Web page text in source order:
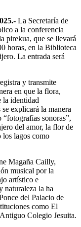
La Secretaría de
a la conferencia
pirekua, que se llevará
horas, en la Biblioteca
La entrada será
y transmite
en que la flora,
la identidad
explicará la manera
sonoras”,
del amor, la flor de
los lagos como
Magaña Cailly,
musical por la
artístico e
naturaleza la ha
del Palacio de
como El
Colegio Jesuita.